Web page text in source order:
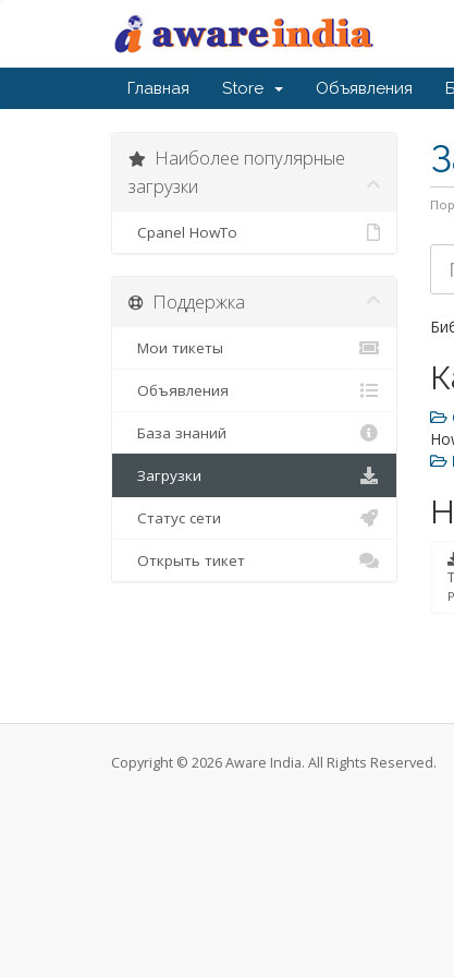
Главная Store Объявления
Наиболее популярные
загрузки
Cpanel HowTo
Поддержка
Мои тикеты
Объявления
База знаний
Загрузки
Статус сети
Открыть тикет
Copyright © 2026 Aware India. All Rights Reserved.